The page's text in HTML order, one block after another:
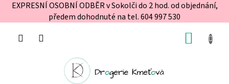
EXPRESNÍ OSOBNÍ ODBĚR v Sokolči do 2 hod. od objednání,
předem dohodnuté na tel. 604 997 530